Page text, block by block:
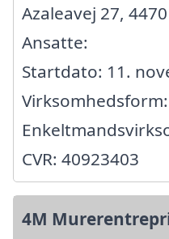
Azaleavej 27,
Ansatte:
Startdato: 11.
Virksomhedsform:
CVR: 40923403
4M